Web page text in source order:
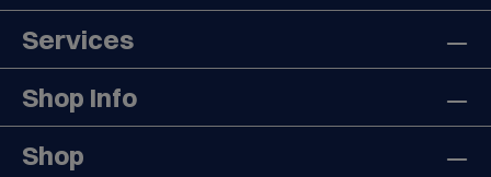
Services
Shop Info
Shop